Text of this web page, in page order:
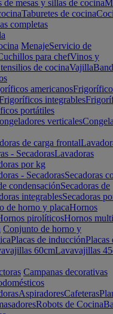
de mesas y sillas de cocina
Taburetes de cocina
completas
MenajeServicio de
para chefVinos y
de cocinaVajilla
americanos
integrables
portátiles
verticales
de carga frontal
- SecadorasLavadoras
por kg
- SecadorasSecadoras
condensaciónSecadoras de
integrablesSecadoras
de horno y placaHornos
pirolíticosHornos
Conjunto de horno y
Placas de inducciónPlacas
60cmLavavajillas
Campanas decorativas
AspiradoresCafeteras
Robots de Cocina